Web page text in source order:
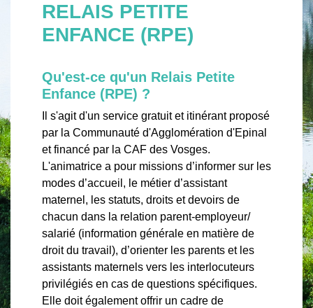
RELAIS PETITE
ENFANCE (RPE)
Qu'est-ce qu'un Relais Petite
Enfance (RPE) ?
Il s'agit d'un service gratuit et itinérant proposé
par la Communauté d'Agglomération d'Epinal
et financé par la CAF des Vosges.
L'animatrice a pour missions d’informer sur les
modes d’accueil, le métier d’assistant
maternel, les statuts, droits et devoirs de
chacun dans la relation parent-employeur/
salarié (information générale en matière de
droit du travail), d’orienter les parents et les
assistants maternels vers les interlocuteurs
privilégiés en cas de questions spécifiques.
Elle doit également offrir un cadre de